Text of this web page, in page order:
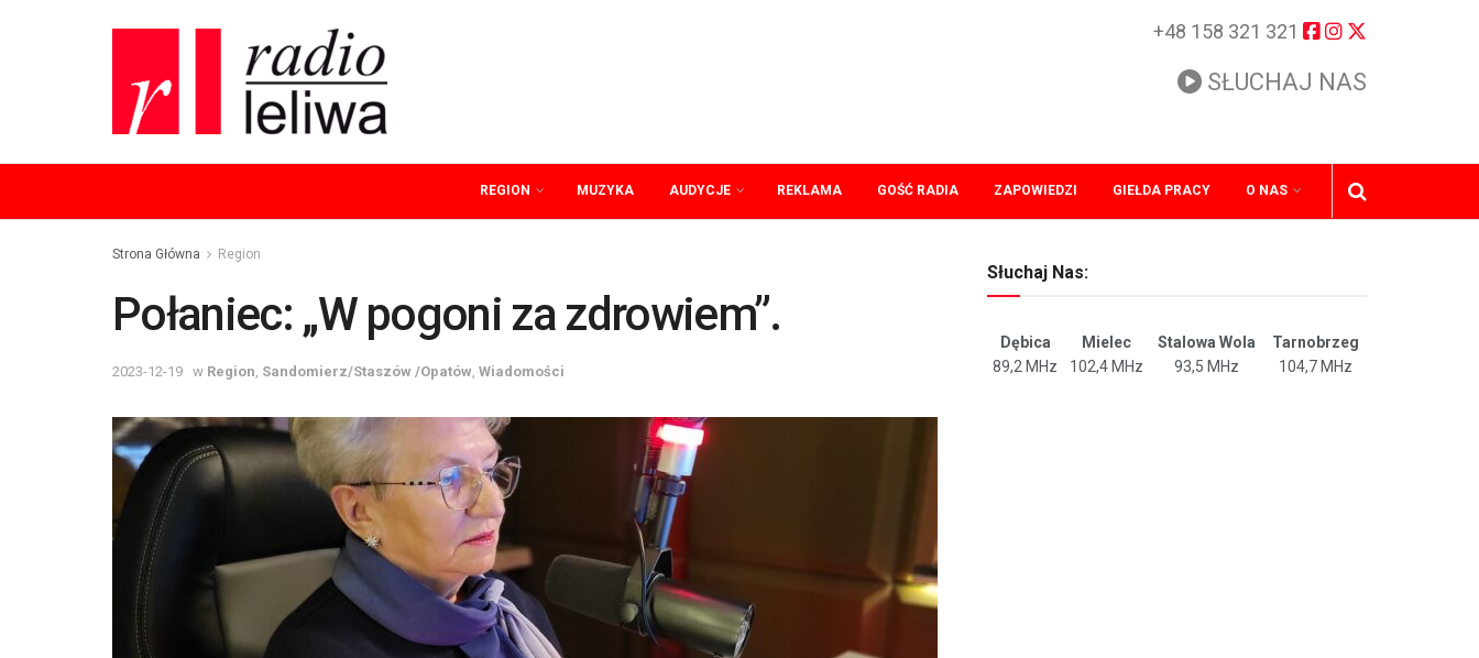
+48 158 321 321
SŁUCHAJ NAS
REGION MUZYKA AUDYCJE REKLAMA GOŚĆ RADIA ZAPOWIEDZI GIEŁDA PRACY O NAS
Strona Główna Region
Połaniec: „W pogoni za zdrowiem”.
2023-12-19 w Region Sandomierz/Staszów /Opatów Wiadomości
Słuchaj Nas:
Dębica Mielec Stalowa Wola
Tarnobrzeg
89,2 MHz
102,4 MHz 93,5 MHz 104,7 MHz